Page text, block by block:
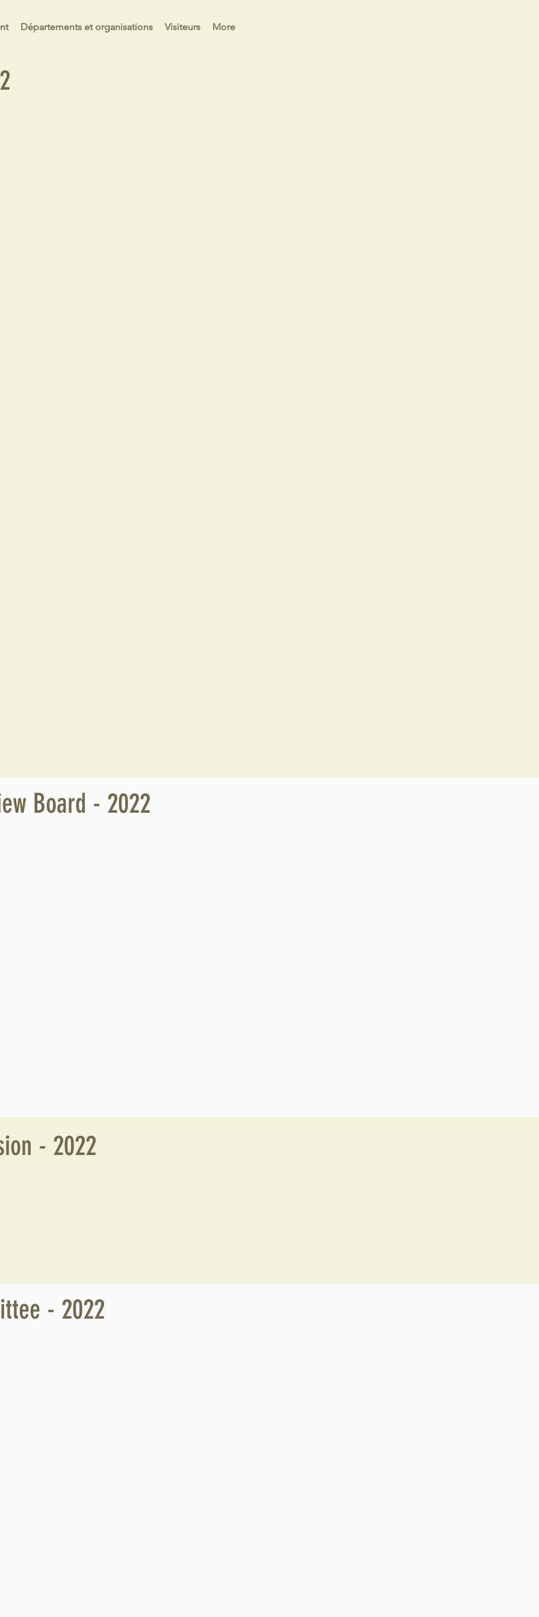
Départements et organisations Visiteurs More
Board - 2022
- 2022
- 2022